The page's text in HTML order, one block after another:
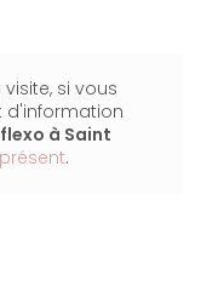
si vous
d'information
à Saint
.